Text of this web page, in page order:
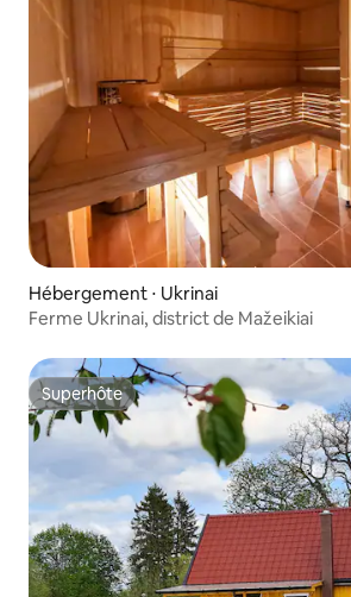
Hébergement ⋅ Ukrinai
Ferme Ukrinai, district de Mažeikiai
Superhôte
Superhôte